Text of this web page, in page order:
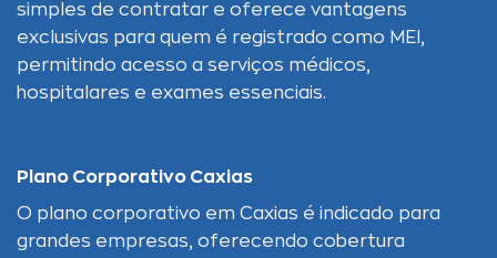
simples de contratar e oferece vantagens
exclusivas para quem é registrado como MEI,
permitindo acesso a serviços médicos,
hospitalares e exames essenciais.
Plano Corporativo Caxias
O plano corporativo em Caxias é indicado para
grandes empresas, oferecendo cobertura